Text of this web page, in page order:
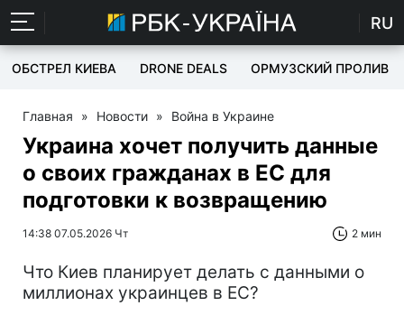
RU
ОБСТРЕЛ КИЕВА DRONE DEALS ОРМУЗСКИЙ ПРОЛИВ
Главная » Новости » Война в Украине
Украина хочет получить данные
о своих гражданах в ЕС для
подготовки к возвращению
14:38 07.05.2026 Чт 2 мин
Что Киев планирует делать с данными о
миллионах украинцев в ЕС?